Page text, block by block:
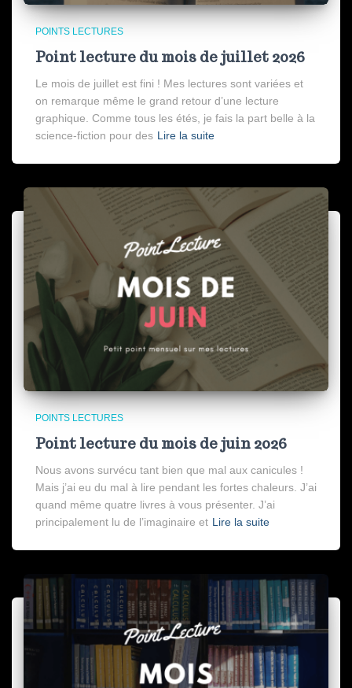
POINTS LECTURES
Point lecture du mois de juillet 2026
Le mois de juillet est fini ! Mes lectures sont variées et
on remarque même le grand retour d’une lecture
graphique. Comme tous les étés, je fais la part belle à la
science-fiction pour des Lire la suite
POINTS LECTURES
Point lecture du mois de juin 2026
Nous avons survécu tant bien que mal aux canicules !
Mais j’ai eu du mal à lire pendant les fortes chaleurs. J’ai
quand même quatre livres à vous présenter. J’ai
principalement lu de l’imaginaire et Lire la suite